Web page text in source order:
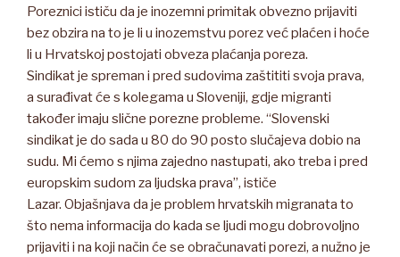
Poreznici ističu da je inozemni primitak obvezno prijaviti
bez obzira na to je li u inozemstvu porez već plaćen i hoće
li u Hrvatskoj postojati obveza plaćanja poreza.
Sindikat je spreman i pred sudovima zaštititi svoja prava,
a surađivat će s kolegama u Sloveniji, gdje migranti
također imaju slične porezne probleme. “Slovenski
sindikat je do sada u 80 do 90 posto slučajeva dobio na
sudu. Mi ćemo s njima zajedno nastupati, ako treba i pred
europskim sudom za ljudska prava”, ističe
Lazar. Objašnjava da je problem hrvatskih migranata to
što nema informacija do kada se ljudi mogu dobrovoljno
prijaviti i na koji način će se obračunavati porezi, a nužno je